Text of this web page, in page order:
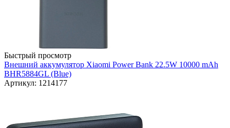
Быстрый просмотр
Внешний аккумулятор Xiaomi Power Bank 22.5W 10000 mAh
BHR5884GL (Blue)
Артикул: 1214177